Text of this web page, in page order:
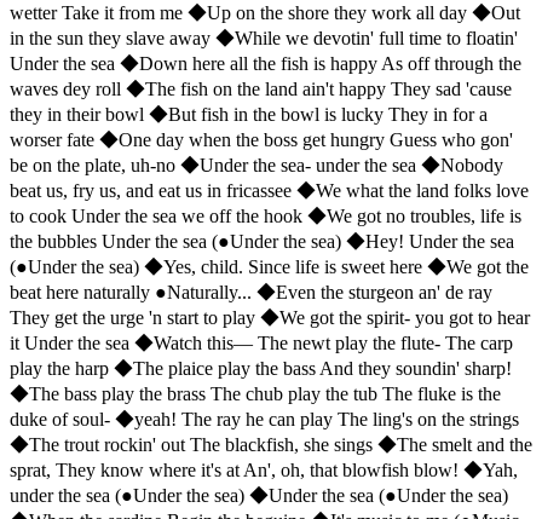
wetter Take it from me ◆Up on the shore they work all day ◆Out
in the sun they slave away ◆While we devotin' full time to floatin'
Under the sea ◆Down here all the fish is happy As off through the
waves dey roll ◆The fish on the land ain't happy They sad 'cause
they in their bowl ◆But fish in the bowl is lucky They in for a
worser fate ◆One day when the boss get hungry Guess who gon'
be on the plate, uh-no ◆Under the sea- under the sea ◆Nobody
beat us, fry us, and eat us in fricassee ◆We what the land folks love
to cook Under the sea we off the hook ◆We got no troubles, life is
the bubbles Under the sea (●Under the sea) ◆Hey! Under the sea
(●Under the sea) ◆Yes, child. Since life is sweet here ◆We got the
beat here naturally ●Naturally... ◆Even the sturgeon an' de ray
They get the urge 'n start to play ◆We got the spirit- you got to hear
it Under the sea ◆Watch this― The newt play the flute- The carp
play the harp ◆The plaice play the bass And they soundin' sharp!
◆The bass play the brass The chub play the tub The fluke is the
duke of soul- ◆yeah! The ray he can play The ling's on the strings
◆The trout rockin' out The blackfish, she sings ◆The smelt and the
sprat, They know where it's at An', oh, that blowfish blow! ◆Yah,
under the sea (●Under the sea) ◆Under the sea (●Under the sea)